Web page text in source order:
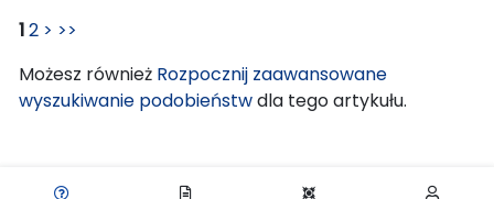
12 > >>
Możesz również Rozpocznij zaawansowane
wyszukiwanie podobieństwdla tego artykułu.